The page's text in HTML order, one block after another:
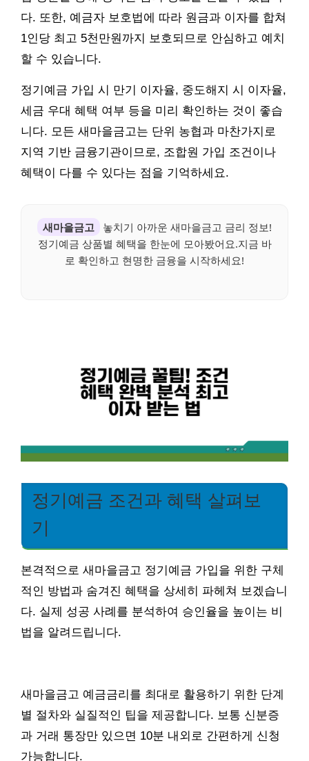
다. 또한, 예금자 보호법에 따라 원금과 이자를 합쳐
1인당 최고 5천만원까지 보호되므로 안심하고 예치
할 수 있습니다.
정기예금 가입 시 만기 이자율, 중도해지 시 이자율,
세금 우대 혜택 여부 등을 미리 확인하는 것이 좋습
니다. 모든 새마을금고는 단위 농협과 마찬가지로
지역 기반 금융기관이므로, 조합원 가입 조건이나
혜택이 다를 수 있다는 점을 기억하세요.
새마을금고
놓치기 아까운 새마을금고 금리 정보!
정기예금 상품별 혜택을 한눈에 모아봤어요.지금 바
로 확인하고 현명한 금융을 시작하세요!
정기예금 조건과 혜택 살펴보
기
본격적으로 새마을금고 정기예금 가입을 위한 구체
적인 방법과 숨겨진 혜택을 상세히 파헤쳐 보겠습니
다. 실제 성공 사례를 분석하여 승인율을 높이는 비
법을 알려드립니다.
새마을금고 예금금리를 최대로 활용하기 위한 단계
별 절차와 실질적인 팁을 제공합니다. 보통 신분증
과 거래 통장만 있으면 10분 내외로 간편하게 신청
가능합니다.